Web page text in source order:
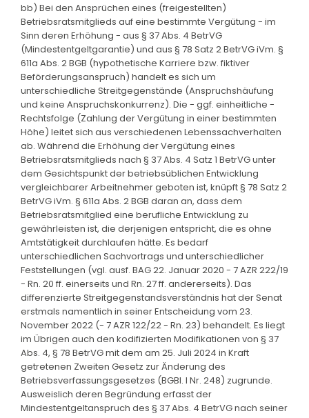
bb) Bei den Ansprüchen eines (freigestellten)
Betriebsratsmitglieds auf eine bestimmte Vergütung - im
Sinn deren Erhöhung - aus § 37 Abs. 4 BetrVG
(Mindestentgeltgarantie) und aus § 78 Satz 2 BetrVG iVm. §
611a Abs. 2 BGB (hypothetische Karriere bzw. fiktiver
Beförderungsanspruch) handelt es sich um
unterschiedliche Streitgegenstände (Anspruchshäufung
und keine Anspruchskonkurrenz). Die - ggf. einheitliche -
Rechtsfolge (Zahlung der Vergütung in einer bestimmten
Höhe) leitet sich aus verschiedenen Lebenssachverhalten
ab. Während die Erhöhung der Vergütung eines
Betriebsratsmitglieds nach § 37 Abs. 4 Satz 1 BetrVG unter
dem Gesichtspunkt der betriebsüblichen Entwicklung
vergleichbarer Arbeitnehmer geboten ist, knüpft § 78 Satz 2
BetrVG iVm. § 611a Abs. 2 BGB daran an, dass dem
Betriebsratsmitglied eine berufliche Entwicklung zu
gewährleisten ist, die derjenigen entspricht, die es ohne
Amtstätigkeit durchlaufen hätte. Es bedarf
unterschiedlichen Sachvortrags und unterschiedlicher
Feststellungen (vgl. ausf. BAG 22. Januar 2020 - 7 AZR 222/19
- Rn. 20 ff. einerseits und Rn. 27 ff. andererseits). Das
differenzierte Streitgegenstandsverständnis hat der Senat
erstmals namentlich in seiner Entscheidung vom 23.
November 2022 (- 7 AZR 122/22 - Rn. 23) behandelt. Es liegt
im Übrigen auch den kodifizierten Modifikationen von § 37
Abs. 4, § 78 BetrVG mit dem am 25. Juli 2024 in Kraft
getretenen Zweiten Gesetz zur Änderung des
Betriebsverfassungsgesetzes (BGBl. I Nr. 248) zugrunde.
Ausweislich deren Begründung erfasst der
Mindestentgeltanspruch des § 37 Abs. 4 BetrVG nach seiner